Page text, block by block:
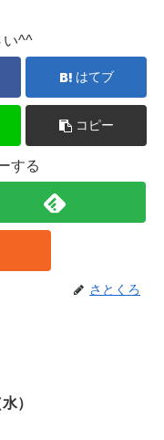
い^^
はてブ
コピー
する
さとくろ
）